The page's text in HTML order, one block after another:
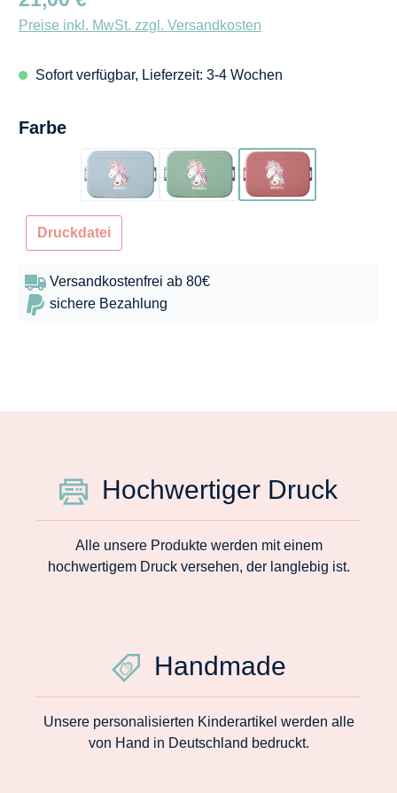
Preise inkl. MwSt. zzgl. Versandkosten
Sofort verfügbar, Lieferzeit: 3-4 Wochen
Farbeauswählen
Hellblau Mintgrün Dunkelrosa
Druckdatei
Versandkostenfrei ab 80€
sichere Bezahlung
Hochwertiger Druck
Alle unsere Produkte werden mit einem
hochwertigem Druck versehen, der langlebig ist.
Handmade
Unsere personalisierten Kinderartikel werden alle
von Hand in Deutschland bedruckt.